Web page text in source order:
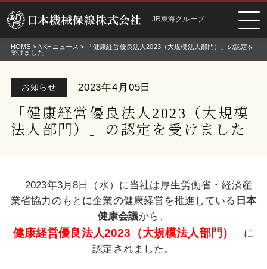
JR東海グループ
HOME > NKHニュース > 「健康経営優良法人2023（大規模法人部門）」の認定を
受けました
お知らせ 2023年4月05日
「健康経営優良法人2023（大規模
法人部門）」の認定を受けました
2023年3月8日（水）に当社は厚生労働省・経済産
業省協力のもとに企業の健康経営を推進している 日本
健康会議から、
健康経営優良法人2023 （大規模法人部門）
に
認定されました。